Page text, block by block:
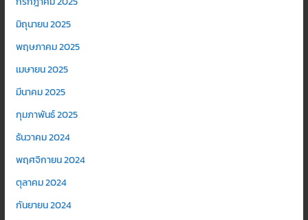
มิถุนายน 2025
พฤษภาคม 2025
เมษายน 2025
มีนาคม 2025
กุมภาพันธ์ 2025
ธันวาคม 2024
พฤศจิกายน 2024
ตุลาคม 2024
กันยายน 2024